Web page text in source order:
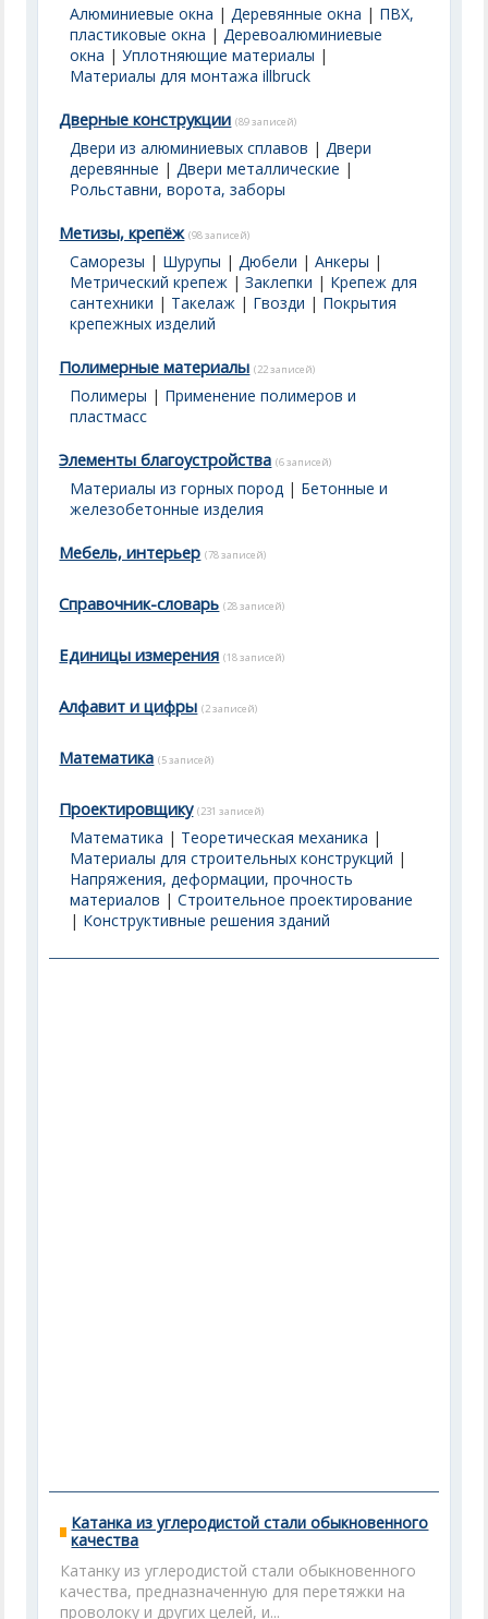
Алюминиевые окна |Деревянные окна | ПВХ,
пластиковые окна |Деревоалюминиевые
окна |Уплотняющие материалы |
Материалы для монтажа illbruck
Дверные конструкции (89 записей)
Двери из алюминиевых сплавов |Двери
деревянные |Двери металлические |
Рольставни, ворота, заборы
Метизы, крепёж (98 записей)
Саморезы | Шурупы |Дюбели |Анкеры |
Метрический крепеж |Заклепки | Крепеж для
сантехники | Такелаж | Гвозди | Покрытия
крепежных изделий
Полимерные материалы (22 записей)
Полимеры | Применение полимеров и
пластмасс
Элементы благоустройства (6 записей)
Материалы из горных пород | Бетонные и
железобетонные изделия
Мебель, интерьер (78 записей)
Справочник-словарь (28 записей)
Единицы измерения (18 записей)
Алфавит и цифры (2 записей)
Математика (5 записей)
Проектировщику (231 записей)
Математика | Теоретическая механика |
Материалы для строительных конструкций |
Напряжения, деформации, прочность
материалов |Строительное проектирование
| Конструктивные решения зданий
Катанка из углеродистой стали обыкновенного
качества
Катанку из углеродистой стали обыкновенного
качества, предназначенную для перетяжки на
проволоку и других целей, и...